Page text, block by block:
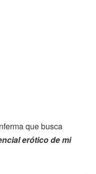
que busca
erótico de mi